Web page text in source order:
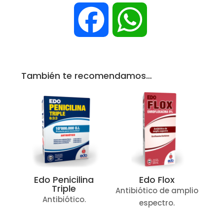
i
t
s
A
También te recomendamos…
Edo Penicilina
Triple
Antibiótico.
Edo Flox
Antibiótico de amplio
espectro.